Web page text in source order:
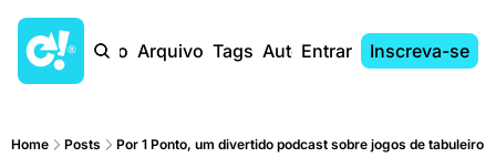
Início Arquivo Tags AutoresEntrar Inscreva-se
Home Posts Por 1 Ponto, um divertido podcast sobre jogos de tabuleiro